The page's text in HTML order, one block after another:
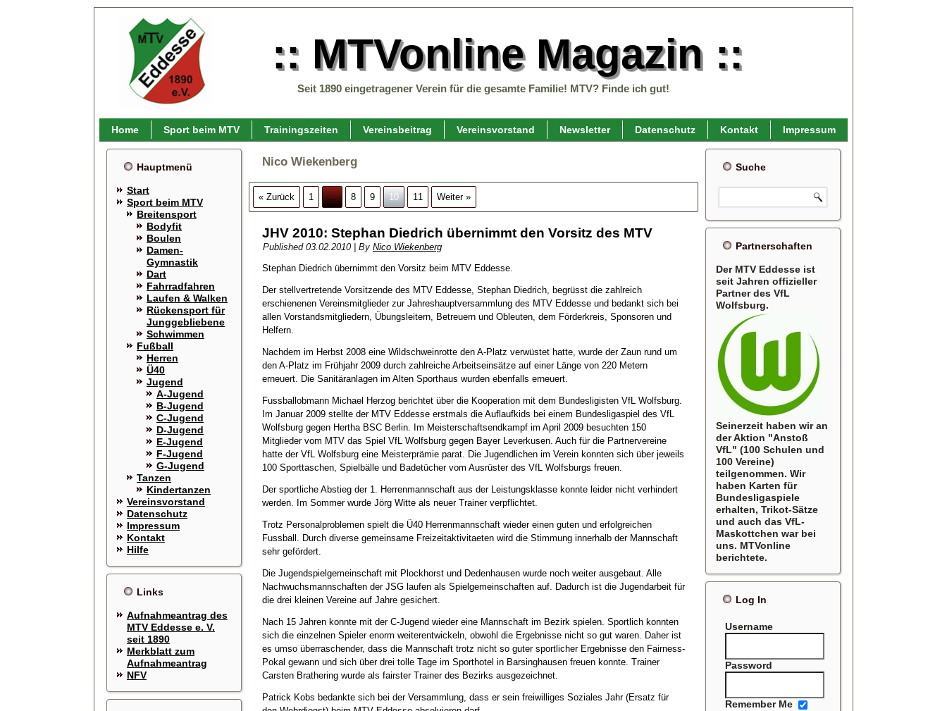
:: MTVonline Magazin ::
Seit 1890 eingetragener Verein für die gesamte Familie! MTV? Finde ich gut!
Home Sport beim MTV Trainingszeiten Vereinsbeitrag Vereinsvorstand Newsletter Datenschutz Kontakt Impressum
Hauptmenü
Start
Sport beim MTV
Breitensport
Bodyfit
Boulen
Damen-
Gymnastik
Dart
Fahrradfahren
Laufen & Walken
Rückensport für
Junggebliebene
Schwimmen
Fußball
Herren
Ü40
Jugend
A-Jugend
B-Jugend
C-Jugend
D-Jugend
E-Jugend
F-Jugend
G-Jugend
Tanzen
Kindertanzen
Vereinsvorstand
Datenschutz
Impressum
Kontakt
Hilfe
Links
Aufnahmeantrag des
MTV Eddesse e. V.
seit 1890
Merkblatt zum
Aufnahmeantrag
NFV
Nico Wiekenberg
« Zurück 1 … 8 9 10 11 Weiter »
JHV 2010: Stephan Diedrich übernimmt den Vorsitz des MTV
Published 03.02.2010| By Nico Wiekenberg
Stephan Diedrich übernimmt den Vorsitz beim MTV Eddesse.
Der stellvertretende Vorsitzende des MTV Eddesse, Stephan Diedrich, begrüsst die zahlreich
erschienenen Vereinsmitglieder zur Jahreshauptversammlung des MTV Eddesse und bedankt sich bei
allen Vorstandsmitgliedern, Übungsleitern, Betreuern und Obleuten, dem Förderkreis, Sponsoren und
Helfern.
Nachdem im Herbst 2008 eine Wildschweinrotte den A-Platz verwüstet hatte, wurde der Zaun rund um
den A-Platz im Frühjahr 2009 durch zahlreiche Arbeitseinsätze auf einer Länge von 220 Metern
erneuert. Die Sanitäranlagen im Alten Sporthaus wurden ebenfalls erneuert.
Fussballobmann Michael Herzog berichtet über die Kooperation mit dem Bundesligisten VfL Wolfsburg.
Im Januar 2009 stellte der MTV Eddesse erstmals die Auflaufkids bei einem Bundesligaspiel des VfL
Wolfsburg gegen Hertha BSC Berlin. Im Meisterschaftsendkampf im April 2009 besuchten 150
Mitglieder vom MTV das Spiel VfL Wolfsburg gegen Bayer Leverkusen. Auch für die Partnervereine
hatte der VfL Wolfsburg eine Meisterprämie parat. Die Jugendlichen im Verein konnten sich über jeweils
100 Sporttaschen, Spielbälle und Badetücher vom Ausrüster des VfL Wolfsburgs freuen.
Der sportliche Abstieg der 1. Herrenmannschaft aus der Leistungsklasse konnte leider nicht verhindert
werden. Im Sommer wurde Jörg Witte als neuer Trainer verpflichtet.
Trotz Personalproblemen spielt die Ü40 Herrenmannschaft wieder einen guten und erfolgreichen
Fussball. Durch diverse gemeinsame Freizeitaktivitaeten wird die Stimmung innerhalb der Mannschaft
sehr gefördert.
Die Jugendspielgemeinschaft mit Plockhorst und Dedenhausen wurde noch weiter ausgebaut. Alle
Nachwuchsmannschaften der JSG laufen als Spielgemeinschaften auf. Dadurch ist die Jugendarbeit für
die drei kleinen Vereine auf Jahre gesichert.
Nach 15 Jahren konnte mit der C-Jugend wieder eine Mannschaft im Bezirk spielen. Sportlich konnten
sich die einzelnen Spieler enorm weiterentwickeln, obwohl die Ergebnisse nicht so gut waren. Daher ist
es umso überraschender, dass die Mannschaft trotz nicht so guter sportlicher Ergebnisse den Fairness-
Pokal gewann und sich über drei tolle Tage im Sporthotel in Barsinghausen freuen konnte. Trainer
Carsten Brathering wurde als fairster Trainer des Bezirks ausgezeichnet.
Patrick Kobs bedankte sich bei der Versammlung, dass er sein freiwilliges Soziales Jahr (Ersatz für
Suche
Partnerschaften
Der MTV Eddesse ist
seit Jahren offizieller
Partner des VfL
Wolfsburg.
Seinerzeit haben wir an
der Aktion "Anstoß
VfL" (100 Schulen und
100 Vereine)
teilgenommen. Wir
haben Karten für
Bundesligaspiele
erhalten, Trikot-Sätze
und auch das VfL-
Maskottchen war bei
uns. MTVonline
berichtete.
Log In
Username
Password
Remember Me